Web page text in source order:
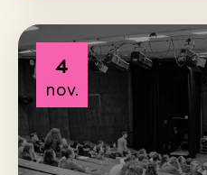
4
nov.